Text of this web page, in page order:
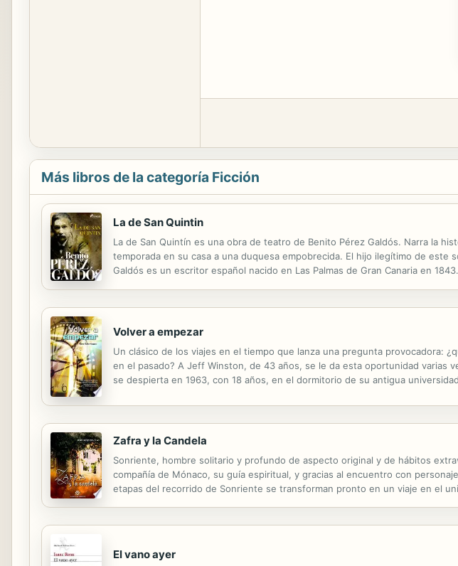
Más libros de la categoría Ficción
La de San Quintin
La de San Quintín es una obra de teatro de Benito Pérez Galdós. Narra la
temporada en su casa a una duquesa empobrecida. El hijo ilegítimo de
Galdós es un escritor español nacido en Las Palmas de Gran Canaria en
Volver a empezar
Un clásico de los viajes en el tiempo que lanza una pregunta provocadora:
en el pasado? A Jeff Winston, de 43 años, se le da esta oportunidad varias
se despierta en 1963, con 18 años, en el dormitorio de su antigua
Zafra y la Candela
Sonriente, hombre solitario y profundo de aspecto original y de hábitos
compañía de Mónaco, su guía espiritual, y gracias al encuentro con
etapas del recorrido de Sonriente se transforman pronto en un viaje en el
El vano ayer